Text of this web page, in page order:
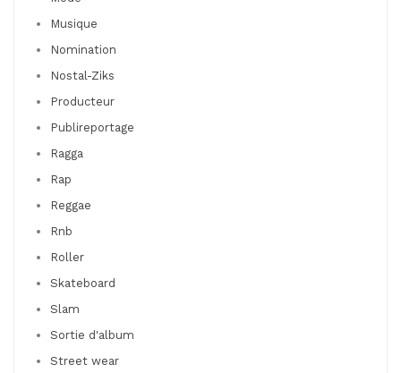
Musique
Nomination
Nostal-Ziks
Producteur
Publireportage
Ragga
Rap
Reggae
Rnb
Roller
Skateboard
Slam
Sortie d'album
Street wear